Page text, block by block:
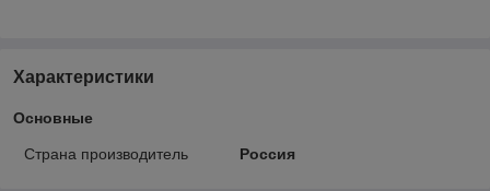
Характеристики
Основные
Страна производитель Россия